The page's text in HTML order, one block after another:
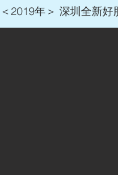
＜2019年＞ 深圳全新好